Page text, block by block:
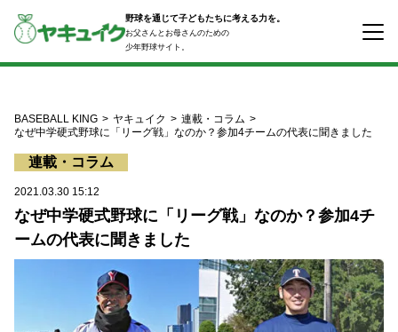
ン
野球を通じて子どもたちに考える力を。
お父さんとお母さんのための
少年野球サイト。
BASEBALL KING ヤキュイク
連載・コラム
なぜ中学硬式野球に「リーグ戦」なのか？参加4チームの代表に聞きました
連載・コラム
2021.03.30 15:12
なぜ中学硬式野球に「リーグ戦」なのか？参加4チ
ームの代表に聞きました